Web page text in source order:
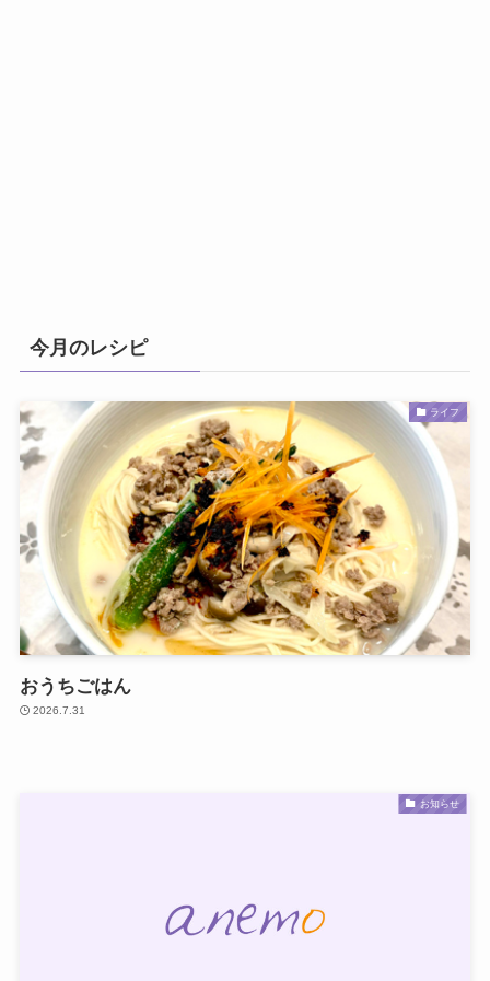
今月のレシピ
ライフ
おうちごはん
2026.7.31
お知らせ